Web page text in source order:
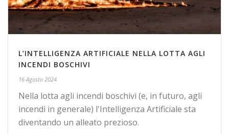
L’INTELLIGENZA ARTIFICIALE NELLA LOTTA AGLI
INCENDI BOSCHIVI
16 Agosto 2024
Nella lotta agli incendi boschivi (e, in futuro, agli
incendi in generale) l'Intelligenza Artificiale sta
diventando un alleato prezioso.